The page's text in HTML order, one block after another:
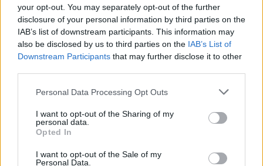
your opt-out. You may separately opt-out of the further
disclosure of your personal information by third parties on the
IAB’s list of downstream participants. This information may
also be disclosed by us to third parties on the IAB’s List of
Downstream Participants that may further disclose it to other
Personal Data Processing Opt Outs
I want to opt-out of the Sharing of my
personal data.
Opted In
I want to opt-out of the Sale of my
Personal Data.
Pour autant, l’objet du contrat n’est pas garanti !
En matière immobilière, nous sommes à la
préhistoire quant à la garantie foncière.